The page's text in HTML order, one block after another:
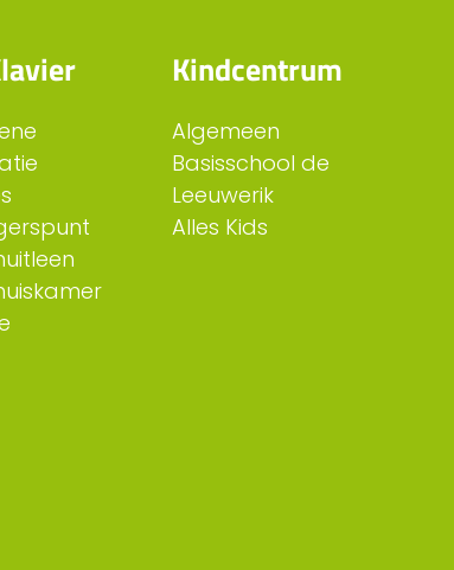
Kindcentrum
Algemeen
Basisschool de
Leeuwerik
Alles Kids